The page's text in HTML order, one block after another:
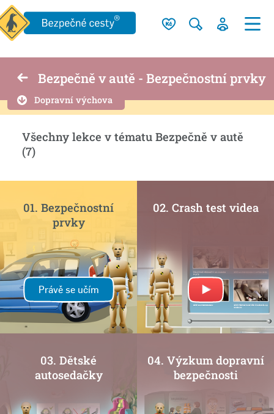
Bezpečně v autě - Bezpečnostní prvky
Dopravní výchova
Všechny lekce v tématu Bezpečně v autě
(7)
01. Bezpečnostní
prvky
Právě se učím
02. Crash test videa
03. Dětské
autosedačky
04. Výzkum dopravní
bezpečnosti